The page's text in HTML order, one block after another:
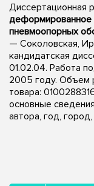
Диссертационная
деформированное
пневмоопорных
— Соколовская,
кандидатская
01.02.04. Работа
2005 году. Объем
товара:
основные
автора, год,